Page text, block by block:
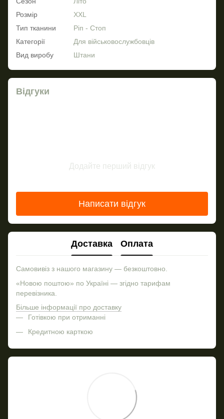
Розмір
XXL
Тип тканини
Ріп - Стоп
Категорії
Для військовослужбовців
Вид виробу
Штани
Відгуки
Додайте перший відгук
Написати відгук
Доставка Оплата
Самовивіз з нашого магазину — безкоштовно.
«Новою поштою» по Україні — згідно тарифам
перевізника.
Більше інформації про доставку
Готівкою при отриманні
Кредитною карткою